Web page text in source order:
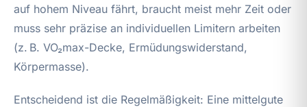
auf hohem Niveau fährt, braucht meist mehr Zeit oder
muss sehr präzise an individuellen Limitern arbeiten
(z. B. VO₂max-Decke, Ermüdungswiderstand,
Körpermasse).
Entscheidend ist die Regelmäßigkeit: Eine mittelgute